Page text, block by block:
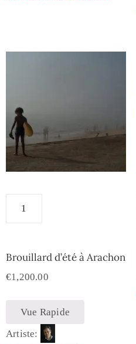
Brouillard d’été à Arachon
€1,200.00
Vue Rapide
Artiste: